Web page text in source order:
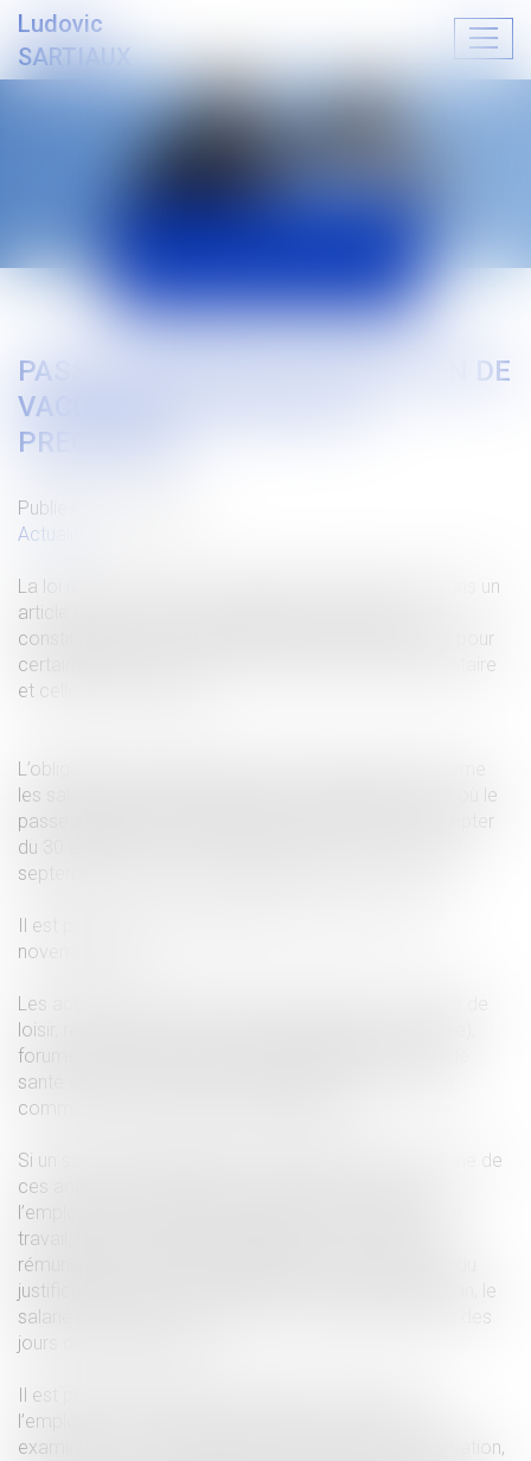
Ludovic
SARTIAUX
Ouvrir
le
PASSE SANITAIRE ET OBLIGATION DE
VACCINATION : RAPPEL ET
PRECISIONS
Publié le :
Actualités
La loi n° 2021-1040 du 5 août 2021, déjà évoquée dans un
article récent suite à sa validation par le conseil
constitutionnel, a instauré deux nouvelles obligations pour
certains salariés : celle de présentation de passe sanitaire
et celle de vaccination.
L’obligation de présentation du passe sanitaire concerne
les salariés qui interviennent dans les établissements où le
passe sanitaire est demandé aux clients, et ce à compter
du 30 août 2021 pour les majeurs et à compter du 30
septembre 2021 pour les mineurs entre 12 et 17 ans.
Il est prévu que cette obligation ait pour terme le 15
novembre 2021.
Les activités concernées sont les suivantes : activités de
loisir, restaurants et cafés (sauf restauration collective),
forums, séminaires, salons professionnels, services de
santé sauf cas d’urgence, transports publics, centres
commerciaux sur décision préfectorale.
Si un salarié travaillant dans un établissement ayant une de
ces activités ne présente pas son passe sanitaire,
l’employeur lui notifie la suspension de son contrat de
travail, cette suspension impliquant une privation de
rémunération, suspension prenant fin à la production du
justificatif demandé. Préalablement à cette suspension, le
salarié pourra, en accord avec son employeur, poser des
jours de congés payés.
Il est prévu qu’au-delà d’une période de trois jours,
l’employeur convoque le salarié à un entretien pour
examiner avec lui les moyens de faire face cette situation,